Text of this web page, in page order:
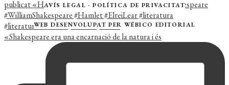
«Shakespeare era una encarnació de la natura i és
AVÍS LEGAL ·POLÍTICA DE PRIVACITAT
WEB DESENVOLUPAT PER WÉBICO EDITORIAL